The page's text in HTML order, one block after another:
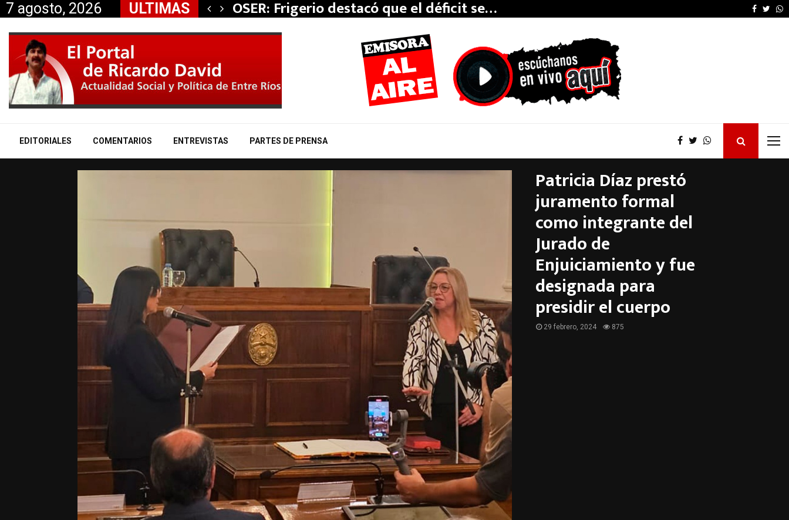
7 agosto, 2026 ULTIMAS
déficit se… La provincia proyecta una línea de alta… Pablo Quirno
EDITORIALES COMENTARIOS ENTREVISTAS PARTES DE PRENSA
Patricia Díaz prestó
juramento formal
como integrante del
Jurado de
Enjuiciamiento y fue
designada para
presidir el cuerpo
29 febrero, 2024 875